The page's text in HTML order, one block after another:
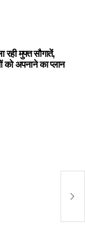
रही मुफ्त सौगातें,
को अपनाने का प्लान